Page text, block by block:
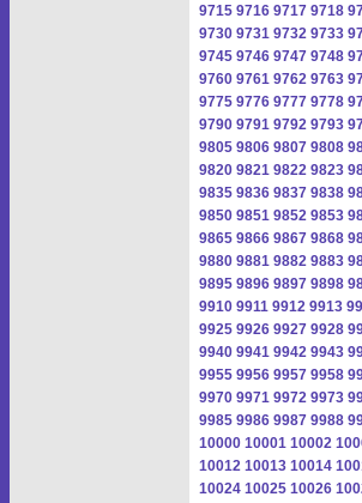
9715 9716 9717 9718
9730 9731 9732 9733
9745 9746 9747 9748
9760 9761 9762 9763
9775 9776 9777 9778
9790 9791 9792 9793
9805 9806 9807 9808
9820 9821 9822 9823
9835 9836 9837 9838
9850 9851 9852 9853
9865 9866 9867 9868
9880 9881 9882 9883
9895 9896 9897 9898
9910 9911 9912 9913
9925 9926 9927 9928
9940 9941 9942 9943
9955 9956 9957 9958
9970 9971 9972 9973
9985 9986 9987 9988
10000 10001 10002
10012 10013 10014
10024 10025 10026